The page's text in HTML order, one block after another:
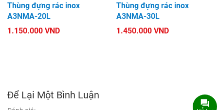
Thùng đựng rác inox
A3NMA-20L
1.150.000 VND
Thùng đựng rác inox
A3NMA-30L
1.450.000 VND
Để Lại Một Bình Luận